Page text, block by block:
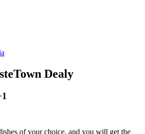
Dealy
of your choice, and you will get the